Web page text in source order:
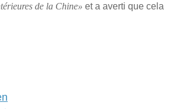
de la Chine» et a averti que cela